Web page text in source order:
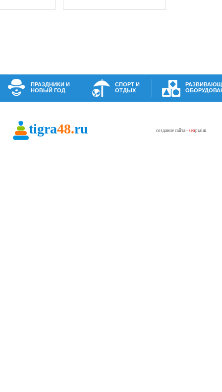
ПРАЗДНИКИ И
НОВЫЙ ГОД
СПОРТ И
ОТДЫХ
tigra48.ru создание сайта - seopraim